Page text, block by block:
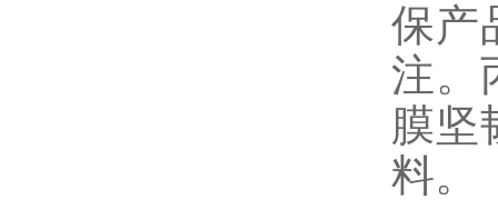
保产
注。
膜坚
料。